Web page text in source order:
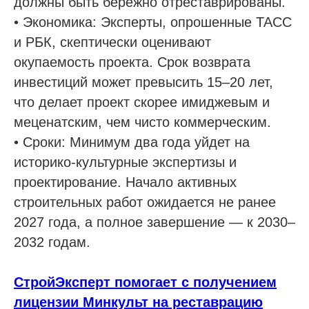
• Экономика: Эксперты, опрошенные ТАСС
и РБК, скептически оценивают
окупаемость проекта. Срок возврата
инвестиций может превысить 15–20 лет,
что делает проект скорее имиджевым и
меценатским, чем чисто коммерческим.
• Сроки: Минимум два года уйдет на
историко-культурные экспертизы и
проектирование. Начало активных
строительных работ ожидается не ранее
2027 года, а полное завершение — к 2030–
2032 годам.
СтройЭксперт помогает с получением
лицензии Минкульт на реставрацию
Услуги
Строительно-монтажные СРО
Проектные СРО
Изыскания СРО
Специалисты НРС для СРО
Независимая оценка квалификации (НОК)
Покупка готовой компании (ООО)
Продажа готовой компании (ООО)
Доп услуги